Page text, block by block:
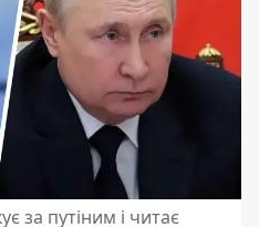
за путіним і читає